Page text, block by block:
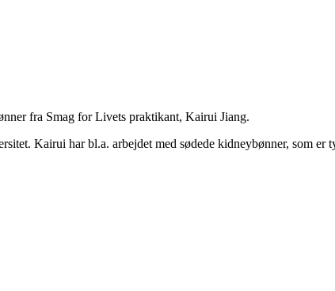
fra Smag for Livets praktikant, Kairui Jiang.
Kairui har bl.a. arbejdet med sødede kidneybønner, som er